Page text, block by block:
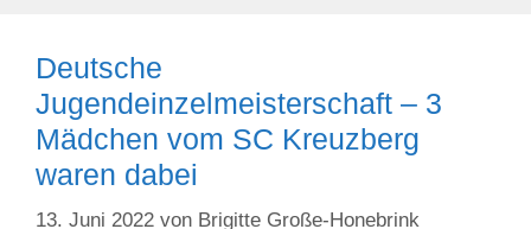
Deutsche
Jugendeinzelmeisterschaft – 3
Mädchen vom SC Kreuzberg
waren dabei
13. Juni 2022 von Brigitte Große-Honebrink